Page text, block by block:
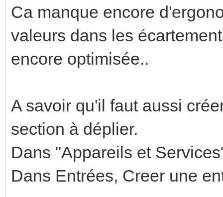
Ca manque encore
valeurs dans les
encore optimisée..
A savoir qu'il faut aussi
section à déplier.
Dans "Appareils et
Dans Entrées, Creer une